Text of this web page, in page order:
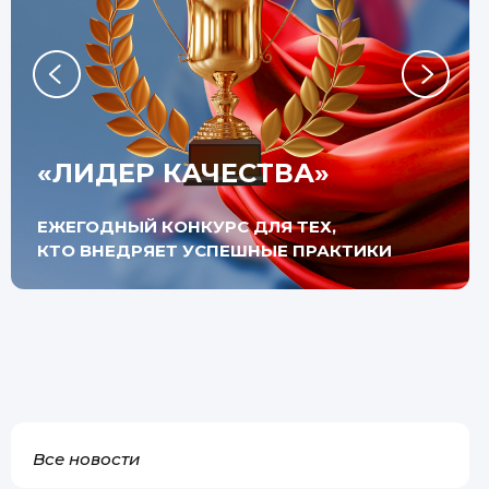
«ЛИДЕР КАЧЕСТВА»
ЕЖЕГОДНЫЙ КОНКУРС ДЛЯ ТЕХ,
КТО ВНЕДРЯЕТ УСПЕШНЫЕ ПРАКТИКИ
Все новости